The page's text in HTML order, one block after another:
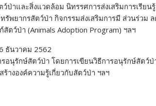
าและสิ่งแวดล้อม นิทรรศการส่งเสริมการเรียน
พยากรสัตว์ป่า กิจกรรมส่งเสริมการมี ส่วนร่วม
ตว์ป่า (Animals Adoption Program) ฯลฯ
ธันวาคม 2562
นุรักษ์สัตว์ป่า โดยการเขียนวิธีการอนุรักษ์สัตว์ป่
างองค์ความรู้เกี่ยวกับสัตว์ป่า ฯลฯ